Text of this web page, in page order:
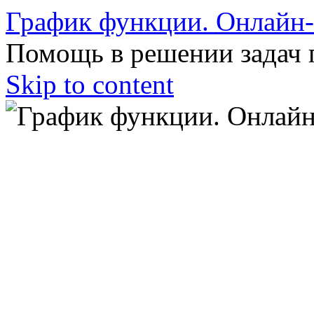
График функции.
Помощь в решении задач
Skip to content